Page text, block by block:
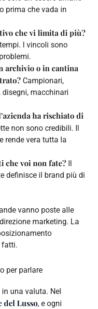
prima che vada in
che vi limita di più?
I vincoli sono
archivio o in cantina
Campionari,
macchinari
ha rischiato di
non sono credibili. Il
rende vera tutta la
che voi non fate? Il
definisce il brand più di
vanno poste alle
marketing. La
fatti.
per parlare
una valuta. Nel
del Lusso, e ogni